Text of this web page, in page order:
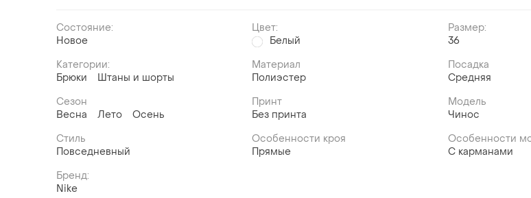
Состояние:
Новое
Цвет:
Белый
Размер:
36
Категории:
Брюки
Штаны и шорты
Материал
Полиэстер
Посадка
Средняя
Сезон
Весна
Лето Осень
Принт
Без принта
Модель
Чинос
Стиль
Повседневный
Особенности кроя
Прямые
Особенности
С карманами
Бренд:
Nike